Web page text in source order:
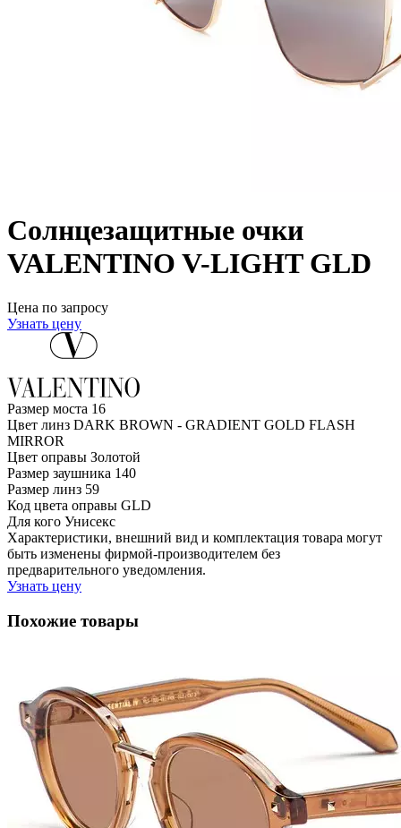
Солнцезащитные очки
VALENTINO V-LIGHT GLD
Цена по запросу
Узнать цену
Размер моста 16
Цвет линз DARK BROWN - GRADIENT GOLD FLASH
MIRROR
Цвет оправы Золотой
Размер заушника 140
Размер линз 59
Код цвета оправы GLD
Для кого Унисекс
Характеристики, внешний вид и комплектация товара могут
быть изменены фирмой-производителем без
предварительного уведомления.
Узнать цену
Похожие товары